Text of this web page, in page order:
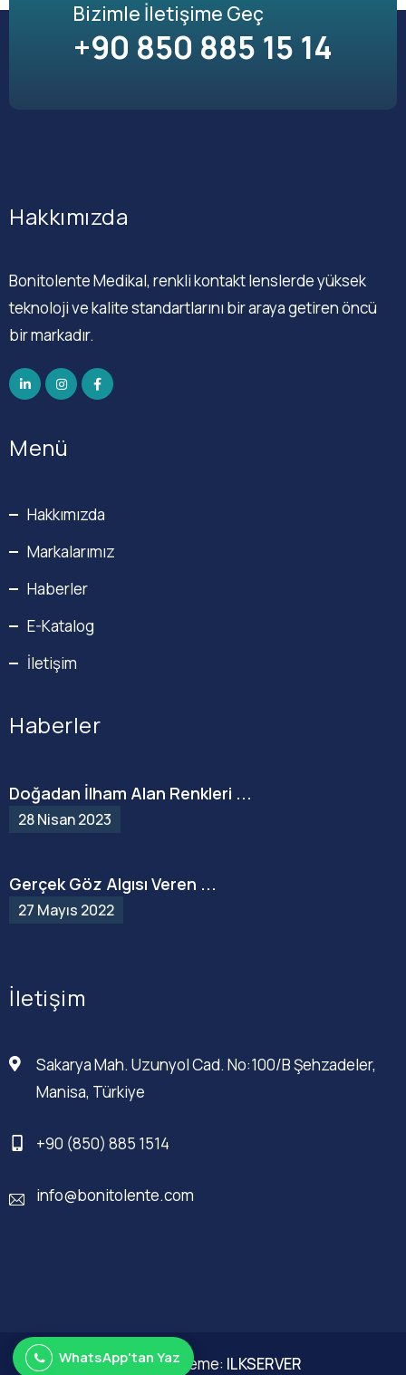
Bizimle İletişime Geç
+90 850 885 15 14
Hakkımızda
Bonitolente Medikal, renkli kontakt lenslerde yüksek
teknoloji ve kalite standartlarını bir araya getiren öncü
bir markadır.
Menü
Hakkımızda
Markalarımız
Haberler
E-Katalog
İletişim
Haberler
Doğadan İlham Alan Renkleri ...
28 Nisan 2023
Gerçek Göz Algısı Veren ...
27 Mayıs 2022
İletişim
Sakarya Mah. Uzunyol Cad. No:100/B Şehzadeler,
Manisa, Türkiye
+90 (850) 885 1514
info@bonitolente.com
Web Düzenleme: ILKSERVER
WhatsApp'tan Yaz